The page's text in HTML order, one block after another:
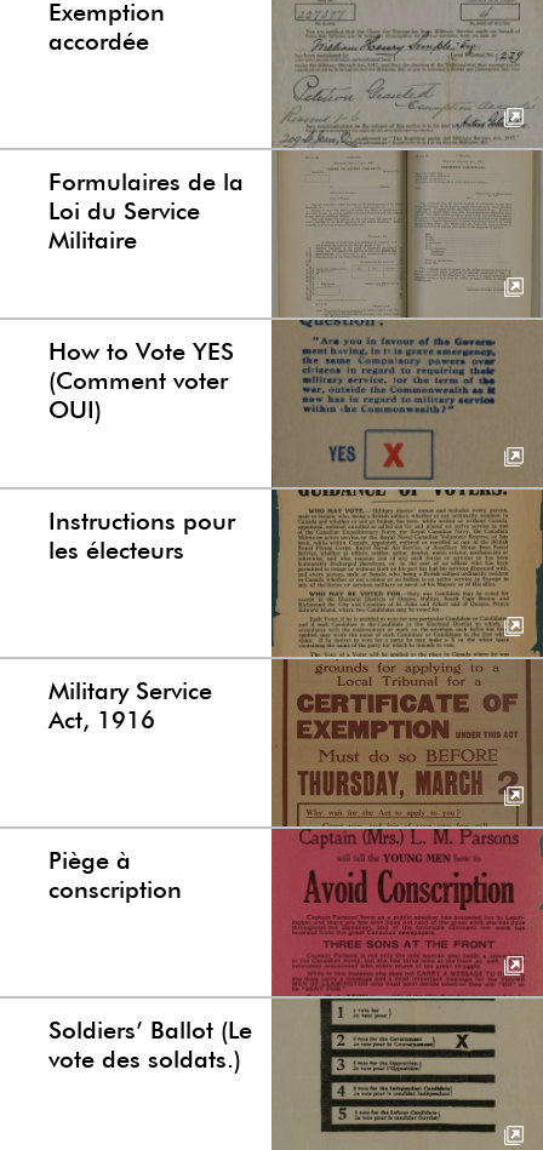
Exemption
accordée
Formulaires de la
Loi du Service
Militaire
How to Vote YES
(Comment voter
OUI)
Instructions pour
les électeurs
Military Service
Act, 1916
Piège à
conscription
Soldiers’ Ballot (Le
vote des soldats.)